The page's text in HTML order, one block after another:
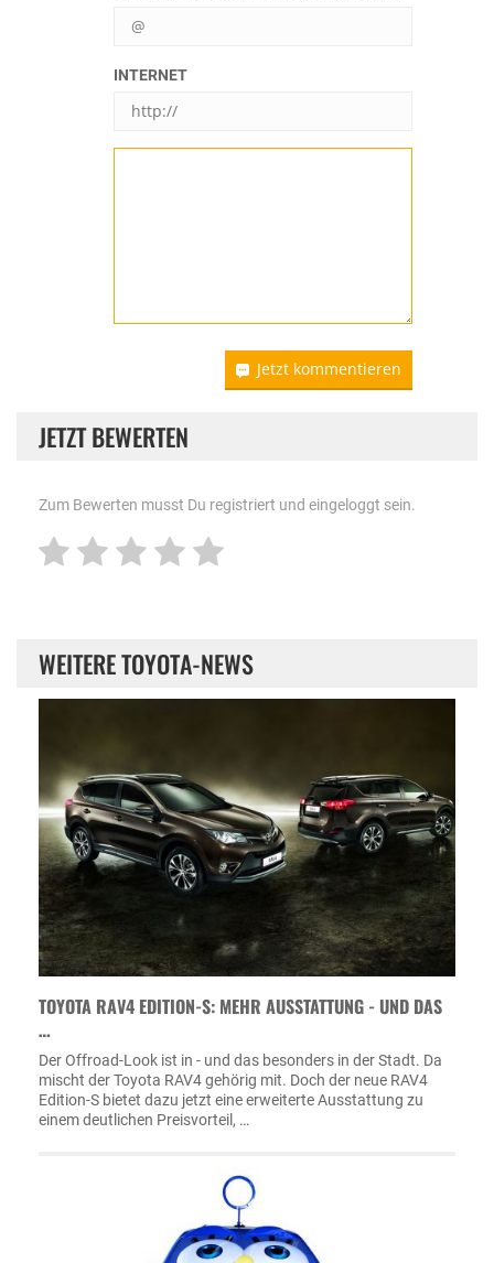
INTERNET
Jetzt kommentieren
JETZT BEWERTEN
Zum Bewerten musst Du registriert und eingeloggt sein.
WEITERE TOYOTA-NEWS
TOYOTA RAV4 EDITION-S: MEHR AUSSTATTUNG - UND DAS
…
Der Offroad-Look ist in - und das besonders in der Stadt. Da
mischt der Toyota RAV4 gehörig mit. Doch der neue RAV4
Edition-S bietet dazu jetzt eine erweiterte Ausstattung zu
einem deutlichen Preisvorteil, …